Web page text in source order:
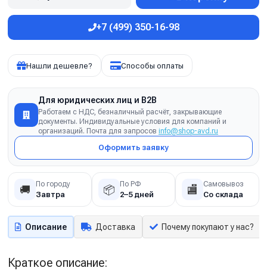
+7 (499) 350-16-98
Нашли дешевле? Способы оплаты
Для юридических лиц и B2B
Работаем с НДС, безналичный расчёт, закрывающие
документы. Индивидуальные условия для компаний и
организаций. Почта для запросов info@shop-avd.ru
Оформить заявку
🚚 По городу
Завтра 📦 По РФ
2–5 дней 🏬 Самовывоз
Со склада
Описание Доставка Почему покупают у нас?
Краткое описание: